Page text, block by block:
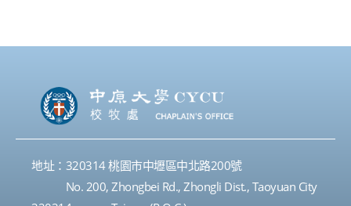
地址：320314 桃園市中壢區中北路200號
No. 200, Zhongbei Rd., Zhongli Dist., Taoyuan City